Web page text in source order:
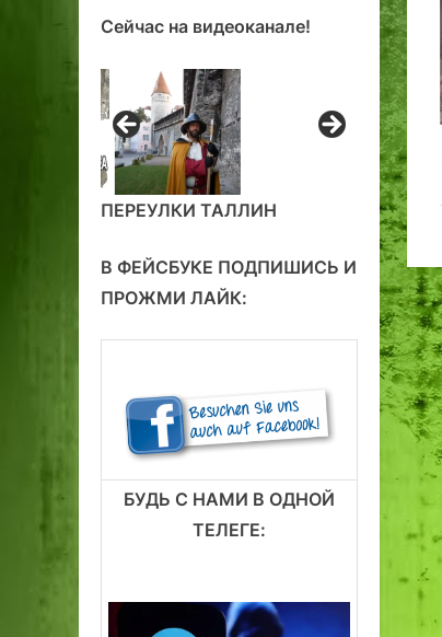
Сейчас на видеоканале!
ПЕРЕУЛКИ ТАЛЛИН
В ФЕЙСБУКЕ ПОДПИШИСЬ И
ПРОЖМИ ЛАЙК:
БУДЬ С НАМИ В ОДНОЙ
ТЕЛЕГЕ: